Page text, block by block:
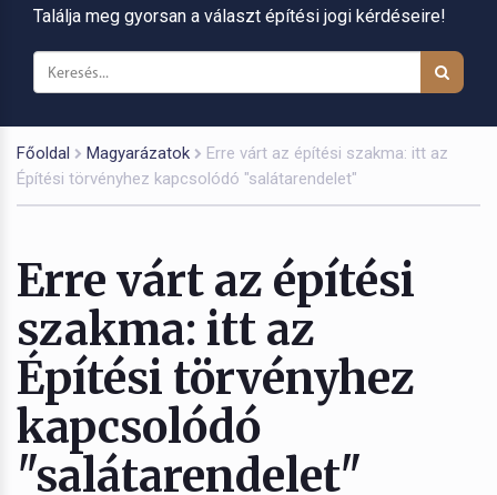
Találja meg gyorsan a választ építési jogi kérdéseire!
Főoldal Magyarázatok
Erre várt az építési szakma: itt az
Építési törvényhez kapcsolódó "salátarendelet"
Erre várt az építési
szakma: itt az
Építési törvényhez
kapcsolódó
"salátarendelet"